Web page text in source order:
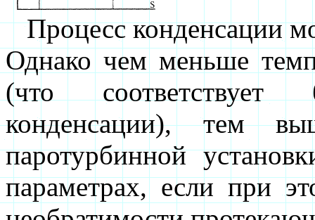
Процесс конденсации
Однако чем меньше
(что
конденсации), тем
паротурбинной
параметрах, если при